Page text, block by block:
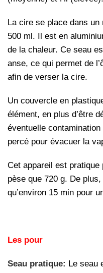
La cire se place dans un
500 ml. Il est en
de la chaleur. Ce seau
anse, ce qui permet de
afin de verser la cire.
Un couvercle en
élément, en plus d’être
éventuelle
percé pour évacuer la
Cet appareil est
pèse que 720 g. De
qu’environ 15 min pour
Les pour
Seau pratique: Le seau